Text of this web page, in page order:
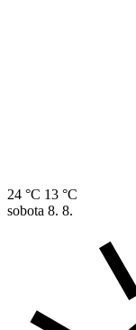
24 °C 13 °C
sobota 8. 8.